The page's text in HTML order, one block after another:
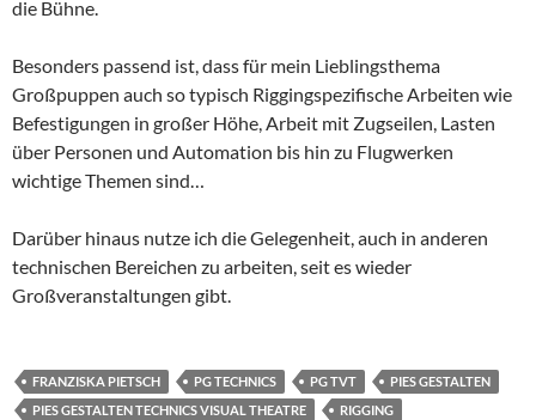
die Bühne.
Besonders passend ist, dass für mein Lieblingsthema
Großpuppen auch so typisch Riggingspezifische Arbeiten wie
Befestigungen in großer Höhe, Arbeit mit Zugseilen, Lasten
über Personen und Automation bis hin zu Flugwerken
wichtige Themen sind…
Darüber hinaus nutze ich die Gelegenheit, auch in anderen
technischen Bereichen zu arbeiten, seit es wieder
Großveranstaltungen gibt.
FRANZISKA PIETSCH PG TECHNICS PG TVT
PIES GESTALTEN
PIES GESTALTEN TECHNICS VISUAL THEATRE
RIGGING